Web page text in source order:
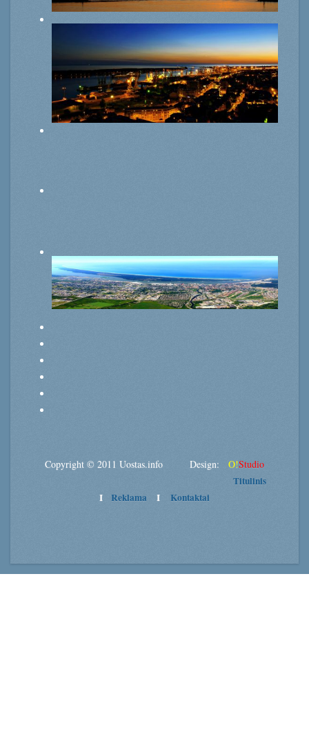
Copyright © 2011 Uostas.info Design: O!Studio
Titulinis
I Reklama I Kontaktai